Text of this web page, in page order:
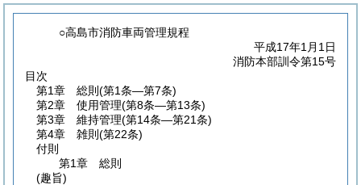
○高島市消防車両管理規程
平成17年1月1日
消防本部訓令第15号
目次
第1章
総則 (第1条―第7条)
第2章
使用管理(第8条―第13条)
第3章
維持管理(第14条―第21条)
第4章
雑則 (第22条)
付則
第1章
総則
(趣旨)